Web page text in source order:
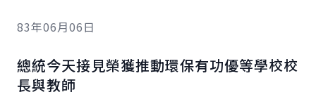
83年06月06日
總統今天接見榮獲推動環保有功優等學校校
長與教師